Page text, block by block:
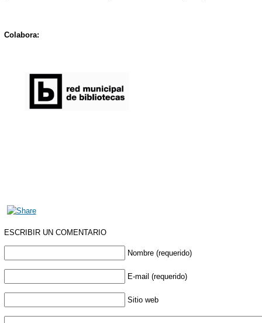
Colabora:
ESCRIBIR UN COMENTARIO
Nombre (requerido)
E-mail (requerido)
Sitio web